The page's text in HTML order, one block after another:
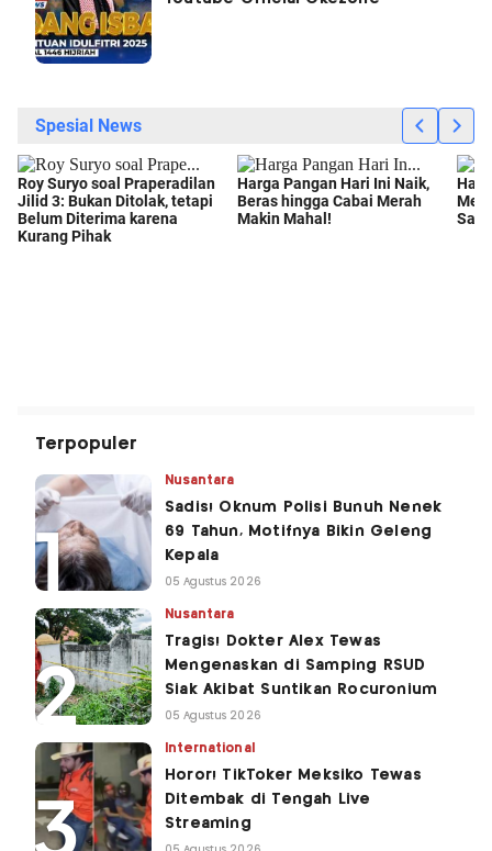
Terpopuler
Nusantara
Sadis! Oknum Polisi Bunuh Nenek
69 Tahun, Motifnya Bikin Geleng
Kepala
05 Agustus 2026
Nusantara
Tragis! Dokter Alex Tewas
Mengenaskan di Samping RSUD
Siak Akibat Suntikan Rocuronium
05 Agustus 2026
International
Horor! TikToker Meksiko Tewas
Ditembak di Tengah Live
Streaming